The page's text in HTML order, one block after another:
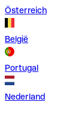
Österreich
België
Portugal
Nederland